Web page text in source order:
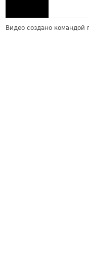
Видео создано командой